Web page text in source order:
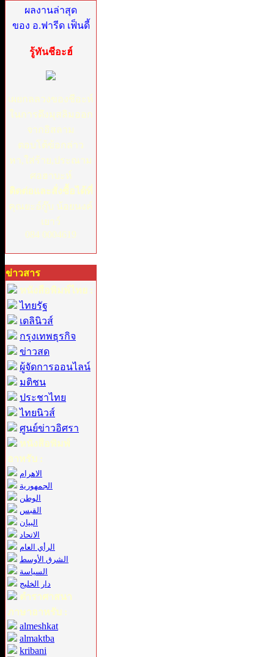
ผลงานล่าสุด
ของ อ.ฟารีด เฟ็นดี้
รู้ทันชีอะฮ์
เผยกลลวงของชีอะห์
ในการดึงมุสลิมออก
จากอิสลาม
ตอบโต้ข้อกล่าว
หา,ใส่ร้าย,ประณาม
ศอฮาบะห์
ติดต่อและสั่งซื้อได้ที่
คุณยะอ์กู๊บ น้อยนงค์
เยาว์
084 0004619
ข่าวสาร
หนังสือพิมพ์ไทย :
ไทยรัฐ
เดลินิวส์
กรุงเทพธุรกิจ
ข่าวสด
ผู้จัดการออนไลน์
มติชน
ประชาไทย
ไทยนิวส์
ศูนย์ข่าวอิศรา
หนังสือพิมพ์
อาหรับ :
الاهرام
الجمهورية
الوطن
القبس
البيان
الاتحاد
الرأي العام
الشرق الأوسط
السياسة
دار الخليج
ตำราศาสนา
ภาษาอาหรับ :
almeshkat
almaktba
kribani